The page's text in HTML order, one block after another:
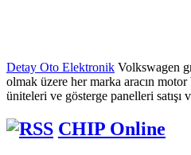
Detay Oto Elektronik Volkswagen
olmak üzere her marka aracın
üniteleri ve gösterge panelleri
CHIP Online